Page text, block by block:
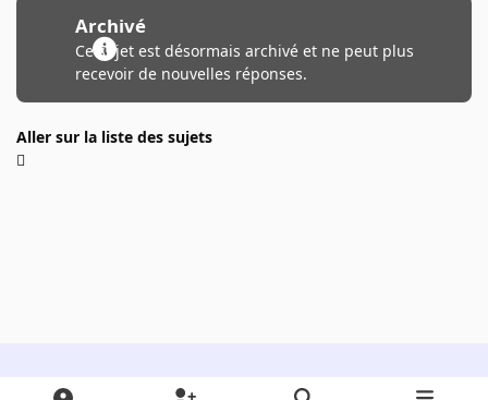
Archivé
Ce sujet est désormais archivé et ne peut plus
recevoir de nouvelles réponses.
Aller sur la liste des sujets